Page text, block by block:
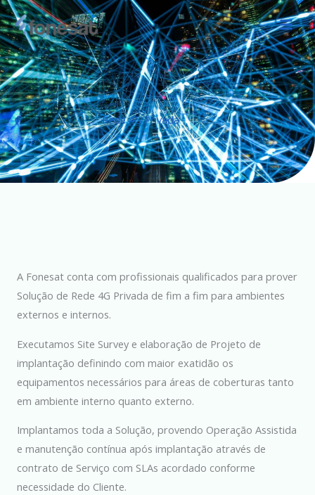
Ir
para
o
conteúdo
Rede 4G Privada
A Fonesat conta com profissionais qualificados para prover
Solução de Rede 4G Privada de fim a fim para ambientes
externos e internos.
Executamos Site Survey e elaboração de Projeto de
implantação definindo com maior exatidão os
equipamentos necessários para áreas de coberturas tanto
em ambiente interno quanto externo.
Implantamos toda a Solução, provendo Operação Assistida
e manutenção contínua após implantação através de
contrato de Serviço com SLAs acordado conforme
necessidade do Cliente.